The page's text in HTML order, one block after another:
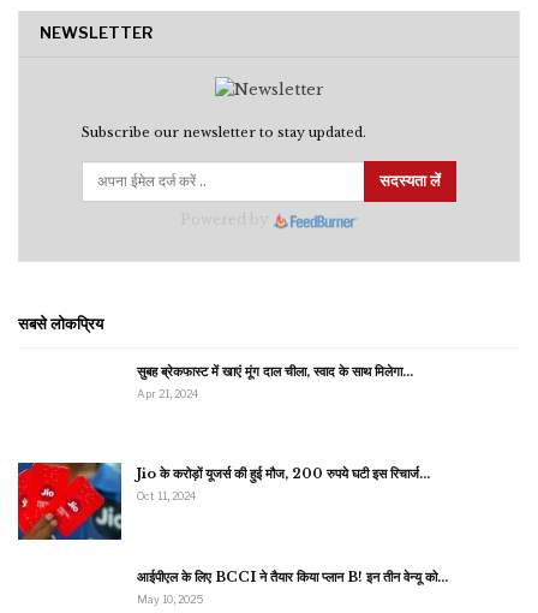
NEWSLETTER
Subscribe our newsletter to stay updated.
सदस्यता लें
सबसे लोकप्रिय
सुबह ब्रेकफास्ट में खाएं मूंग दाल चीला, स्वाद के साथ मिलेगा…
Apr 21, 2024
Jio के करोड़ों यूजर्स की हुई मौज, 200 रुपये घटी इस रिचार्ज…
Oct 11, 2024
आईपीएल के लिए BCCI ने तैयार किया प्लान B! इन तीन वेन्यू को…
May 10, 2025